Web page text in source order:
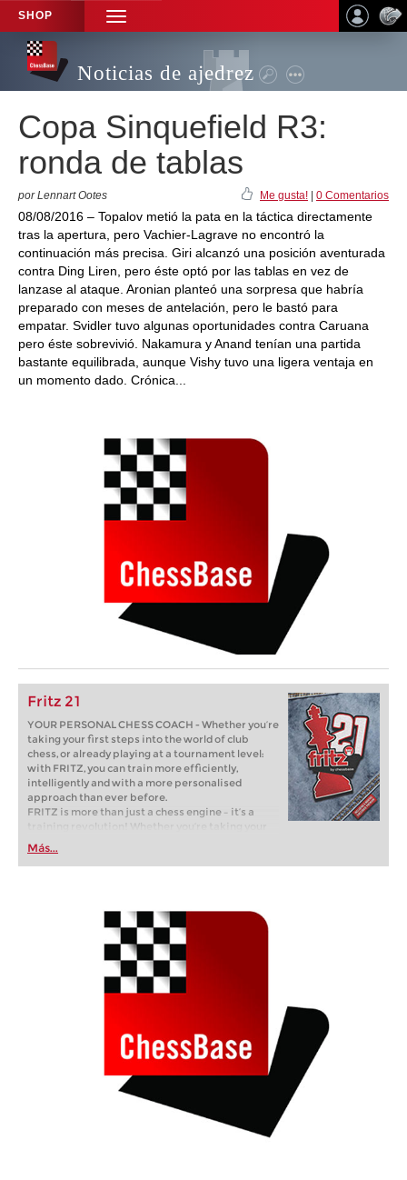
SHOP
TOGGLE
NAVIGATION
Noticias de ajedrez
Copa Sinquefield R3:
ronda de tablas
por Lennart Ootes Me gusta! 0 Comentarios
08/08/2016 – Topalov metió la pata en la táctica directamente
tras la apertura, pero Vachier-Lagrave no encontró la
continuación más precisa. Giri alcanzó una posición aventurada
contra Ding Liren, pero éste optó por las tablas en vez de
lanzase al ataque. Aronian planteó una sorpresa que habría
preparado con meses de antelación, pero le bastó para
empatar. Svidler tuvo algunas oportunidades contra Caruana
pero éste sobrevivió. Nakamura y Anand tenían una partida
bastante equilibrada, aunque Vishy tuvo una ligera ventaja en
un momento dado. Crónica...
Fritz 21
YOUR PERSONAL CHESS COACH - Whether you’re
taking your first steps into the world of club
chess, or already playing at a tournament level:
with FRITZ, you can train more efficiently,
intelligently and with a more personalised
approach than ever before.
FRITZ is more than just a chess engine – it’s a
training revolution! Whether you’re taking your
first steps into the world of club chess, or already
playing at a tournament level: with FRITZ, you can
train more efficiently, intelligently and with a
Más...